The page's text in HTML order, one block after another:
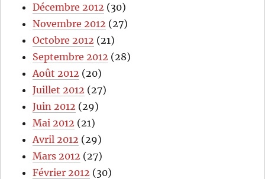
Décembre 2012 (30)
Novembre 2012 (27)
Octobre 2012 (21)
Septembre 2012 (28)
Août 2012 (20)
Juillet 2012 (27)
Juin 2012 (29)
Mai 2012 (21)
Avril 2012 (29)
Mars 2012 (27)
Février 2012 (30)